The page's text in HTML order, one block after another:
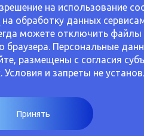
на использование
на обработку данных
можете отключить файлы
браузера. Персональные
размещены с согласия
и запреты не
Принять